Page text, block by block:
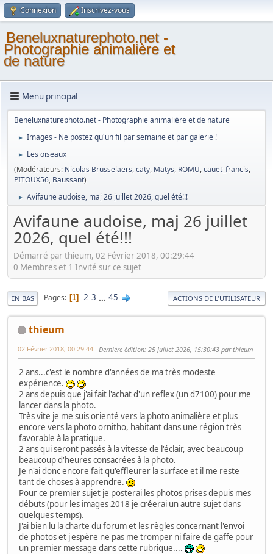
Connexion Inscrivez-vous
Beneluxnaturephoto.net -
Photographie animalière et
de nature
Menu principal
Beneluxnaturephoto.net - Photographie animalière et de nature
► Images - Ne postez qu'un fil par semaine et par galerie !
►
Les oiseaux
(Modérateurs: Nicolas Brusselaers,caty, Matys, ROMU,cauet_francis,
PITOUX56, Baussant)
► Avifaune audoise, maj 26 juillet 2026, quel été!!!
Avifaune audoise, maj 26 juillet
2026, quel été!!!
Démarré par thieum, 02 Février 2018, 00:29:44
0 Membres et 1 Invité sur ce sujet
EN BAS Pages 1 2 3 ... 45 ACTIONS DE L'UTILISATEUR
thieum
02 Février 2018, 00:29:44 Dernière édition: 25 Juillet 2026, 15:30:43 par thieum
2 ans...c'est le nombre d'années de ma très modeste
expérience.
2 ans depuis que j'ai fait l'achat d'un reflex (un d7100) pour me
lancer dans la photo.
Très vite je me suis orienté vers la photo animalière et plus
encore vers la photo ornitho, habitant dans une région très
favorable à la pratique.
2 ans qui seront passés à la vitesse de l'éclair, avec beaucoup
beaucoup d'heures consacrées à la photo.
Je n'ai donc encore fait qu'effleurer la surface et il me reste
tant de choses à apprendre.
Pour ce premier sujet je posterai les photos prises depuis mes
débuts (pour les images 2018 je créerai un autre sujet dans
quelques temps).
J'ai bien lu la charte du forum et les règles concernant l'envoi
de photos et j'espère ne pas me tromper ni faire de gaffe pour
un premier message dans cette rubrique....